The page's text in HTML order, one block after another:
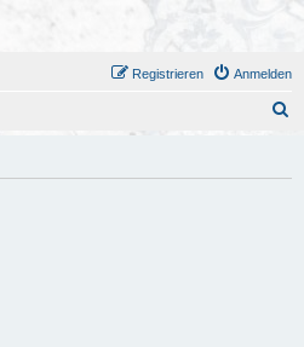
Anmelden
Registrieren